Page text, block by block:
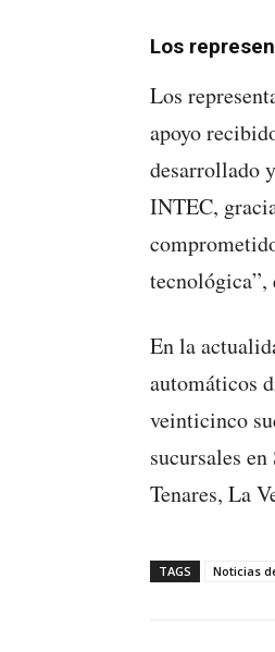
Los
Los
apoyo
desarrollado
INTEC,
tecnológica”,
En la
automáticos
veinticinco
sucursales
Tenares, La
TAGS Noticias